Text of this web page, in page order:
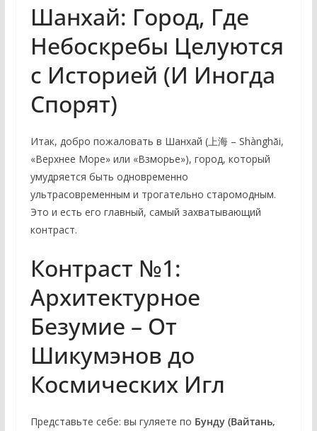
Шанхай: Город, Где
Небоскребы Целуются
с Историей (И Иногда
Спорят)
Итак, добро пожаловать в Шанхай (上海 – Shànghǎi,
«Верхнее Море» или «Взморье»), город, который
умудряется быть одновременно
ультрасовременным и трогательно старомодным.
Это и есть его главный, самый захватывающий
контраст.
Контраст №1:
Архитектурное
Безумие – От
Шикумэнов до
Космических Игл
Представьте себе: вы гуляете по Бунду (Вайтань,